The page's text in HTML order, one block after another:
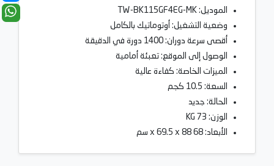
الموديل: TW-BK115GF4EG-MK
وضعية التشغيل: أوتوماتيك بالكامل
أقصى سرعة دوران: 1400 دورة في الدقيقة
الوصول إلى الموقع: تعبئة أمامية
الميزات الخاصة: كفاءة عالية
السعة: 10.5 كجم
الحالة: جديد
الوزن: 73 KG
الأبعاد: 68 x 69.5 x 88 سم